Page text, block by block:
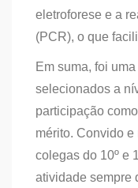
eletroforese e a
(PCR), o que
Em suma, foi
selecionados a
participação
mérito. Convido
colegas do 10º e
atividade sempre